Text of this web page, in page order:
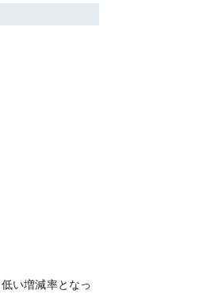
低い増減率となっ